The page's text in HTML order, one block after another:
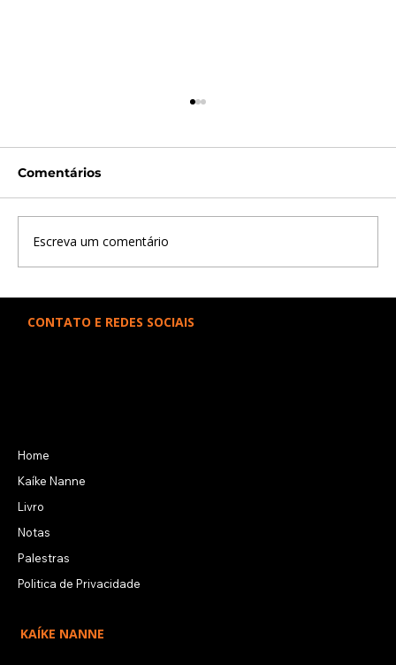
pérola”
Comentários
Escreva um comentário
CONTATO E REDES SOCIAIS
Home
Kaíke Nanne
Livro
Notas
Palestras
Politica de Privacidade
KAÍKE NANNE